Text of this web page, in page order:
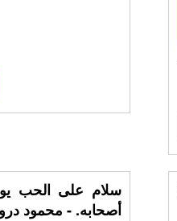
سلام على الحب
أصحابه. - محمود